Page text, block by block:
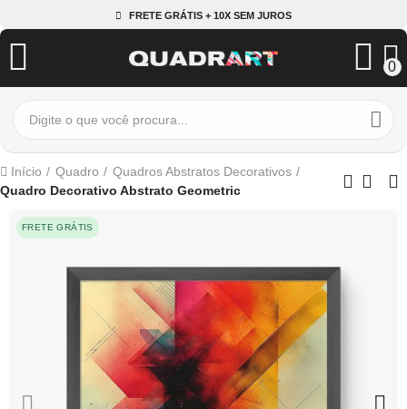
FRETE GRÁTIS + 10X SEM JUROS
0
Início Quadro
Quadros Abstratos Decorativos
Quadro Decorativo Abstrato Geometric
FRETE GRÁTIS